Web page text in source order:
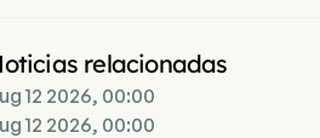
relacionadas
12 2026, 00:00
12 2026, 00:00